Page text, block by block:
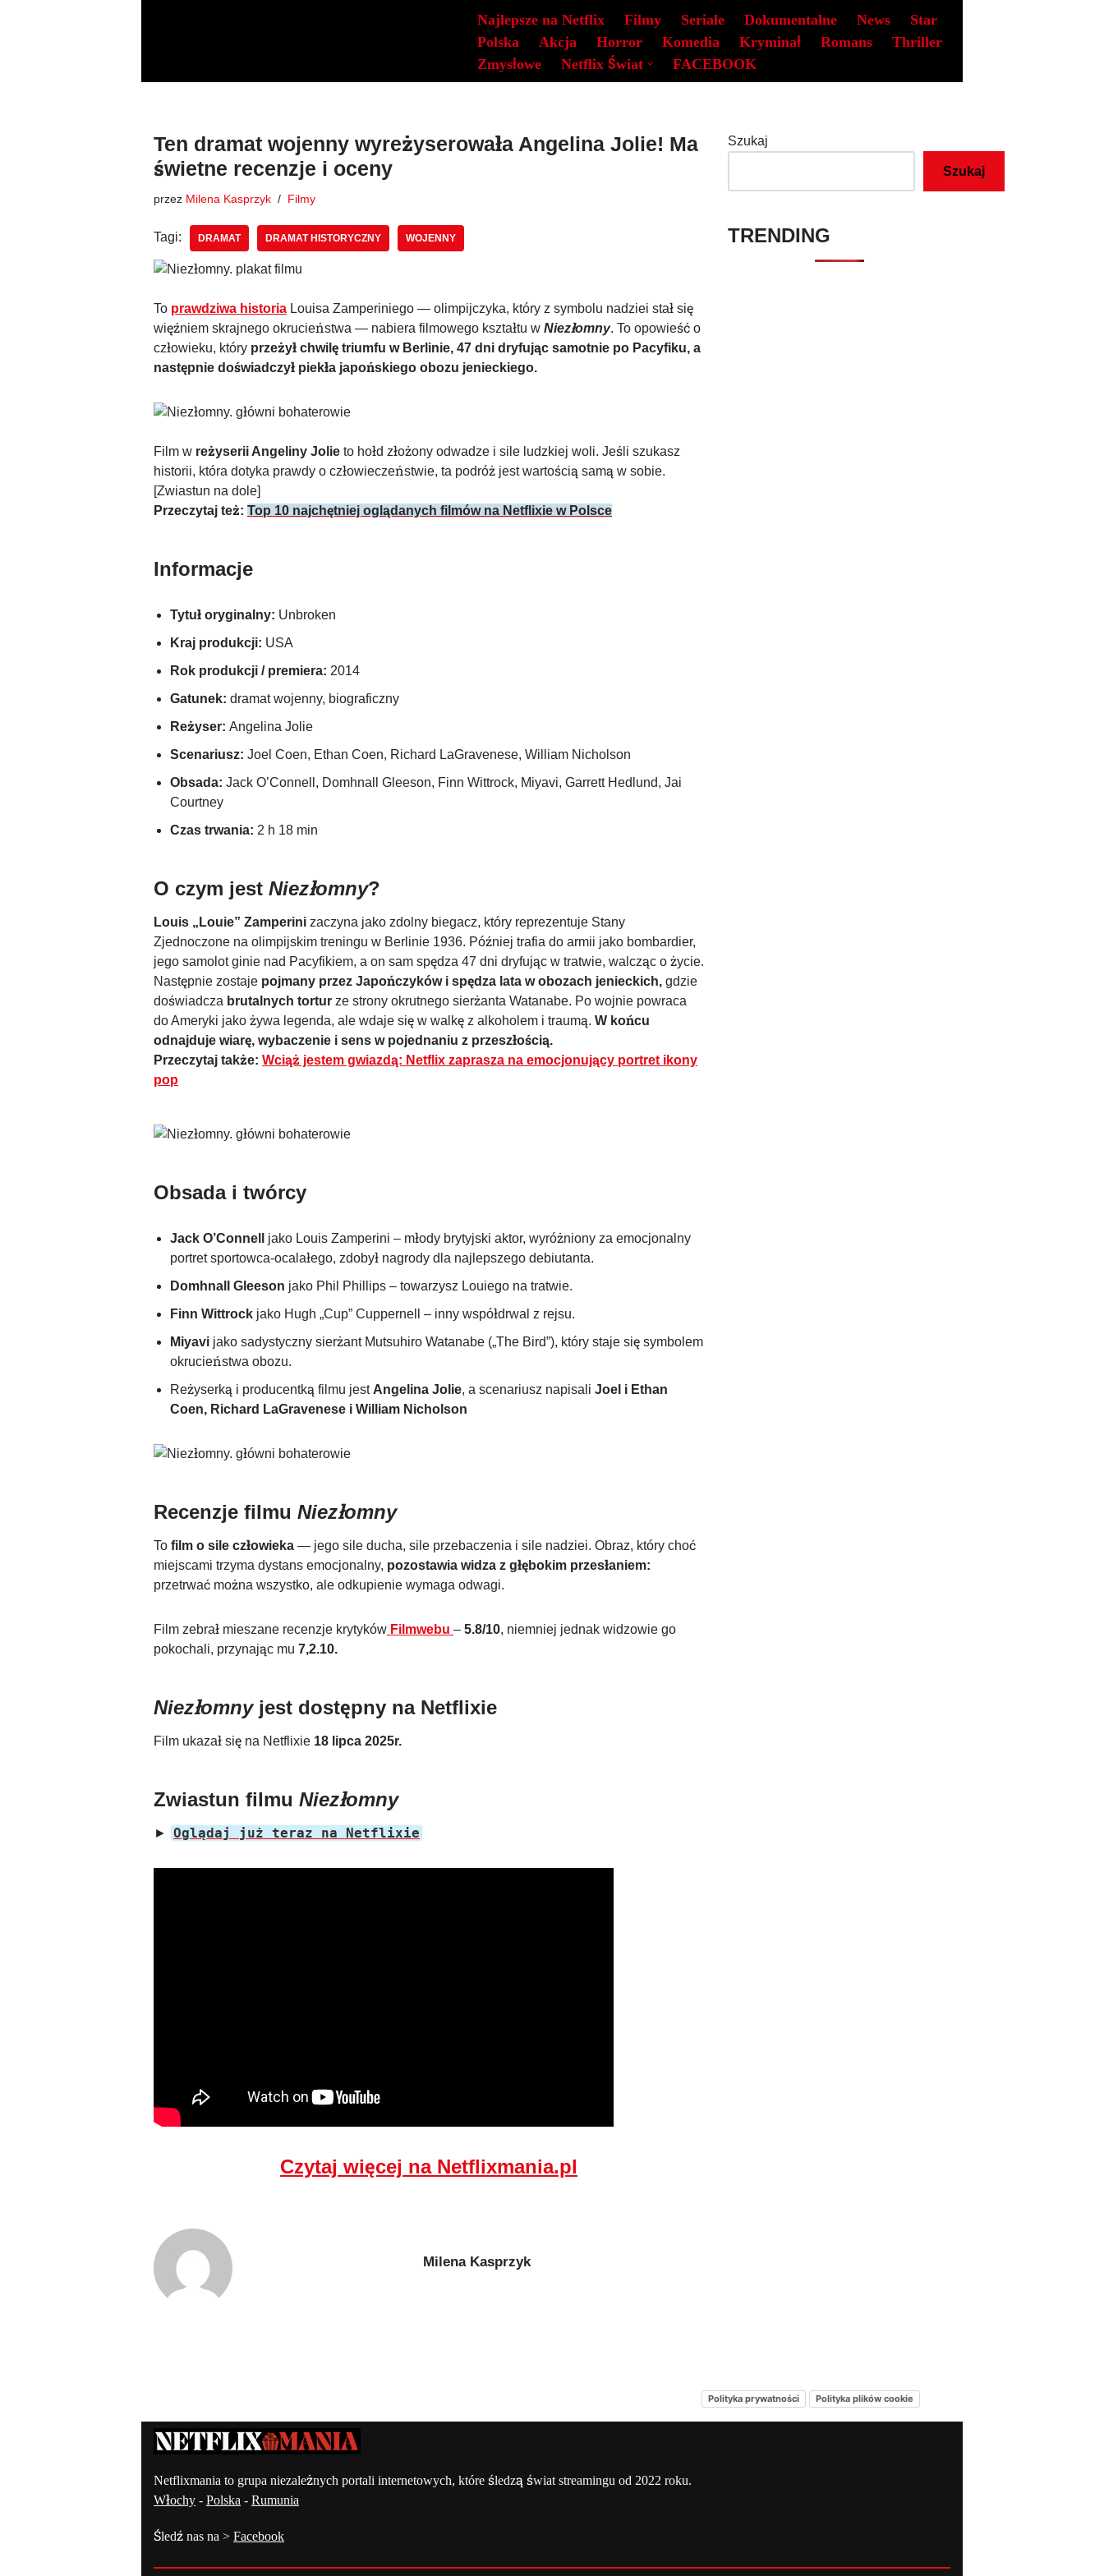
treści
Najlepsze na Netflix Filmy Seriale Dokumentalne News
Star
Polska
Akcja Horror Komedia Kryminał Romans
Thriller
Zmysłowe
Netflix Świat FACEBOOK
Ten dramat wojenny wyreżyserowała Angelina Jolie! Ma
świetne recenzje i oceny
przez Milena Kasprzyk Filmy
Tagi: DRAMAT DRAMAT HISTORYCZNY WOJENNY
To prawdziwa historia Louisa Zamperiniego — olimpijczyka, który z symbolu nadziei stał się
więźniem skrajnego okrucieństwa — nabiera filmowego kształtu w Niezłomny. To opowieść o
człowieku, który przeżył chwilę triumfu w Berlinie, 47 dni dryfując samotnie po Pacyfiku, a
następnie doświadczył piekła japońskiego obozu jenieckiego.
Film w reżyserii Angeliny Jolie to hołd złożony odwadze i sile ludzkiej woli. Jeśli szukasz
historii, która dotyka prawdy o człowieczeństwie, ta podróż jest wartością samą w sobie.
[Zwiastun na dole]
Przeczytaj też: Top 10 najchętniej oglądanych filmów na Netflixie w Polsce
Informacje
Tytuł oryginalny: Unbroken
Kraj produkcji: USA
Rok produkcji / premiera: 2014
Gatunek: dramat wojenny, biograficzny
Reżyser: Angelina Jolie
Scenariusz: Joel Coen, Ethan Coen, Richard LaGravenese, William Nicholson
Obsada: Jack O’Connell, Domhnall Gleeson, Finn Wittrock, Miyavi, Garrett Hedlund, Jai
Courtney
Czas trwania: 2 h 18 min
O czym jest Niezłomny?
Louis „Louie” Zamperini zaczyna jako zdolny biegacz, który reprezentuje Stany
Zjednoczone na olimpijskim treningu w Berlinie 1936. Później trafia do armii jako bombardier,
jego samolot ginie nad Pacyfikiem, a on sam spędza 47 dni dryfując w tratwie, walcząc o życie.
Następnie zostaje pojmany przez Japończyków i spędza lata w obozach jenieckich, gdzie
doświadcza brutalnych tortur ze strony okrutnego sierżanta Watanabe. Po wojnie powraca
do Ameryki jako żywa legenda, ale wdaje się w walkę z alkoholem i traumą. W końcu
odnajduje wiarę, wybaczenie i sens w pojednaniu z przeszłością.
Przeczytaj także: Wciąż jestem gwiazdą: Netflix zaprasza na emocjonujący portret ikony
pop
Obsada i twórcy
Jack O’Connell jako Louis Zamperini – młody brytyjski aktor, wyróżniony za emocjonalny
portret sportowca-ocalałego, zdobył nagrody dla najlepszego debiutanta.
Domhnall Gleeson jako Phil Phillips – towarzysz Louiego na tratwie.
Finn Wittrock jako Hugh „Cup” Cuppernell – inny współdrwal z rejsu.
Miyavi jako sadystyczny sierżant Mutsuhiro Watanabe („The Bird”), który staje się symbolem
okrucieństwa obozu.
Reżyserką i producentką filmu jest Angelina Jolie, a scenariusz napisali Joel i Ethan
Coen, Richard LaGravenese i William Nicholson
Recenzje filmu Niezłomny
To film o sile człowieka — jego sile ducha, sile przebaczenia i sile nadziei. Obraz, który choć
miejscami trzyma dystans emocjonalny, pozostawia widza z głębokim przesłaniem:
przetrwać można wszystko, ale odkupienie wymaga odwagi.
Film zebrał mieszane recenzje krytyków Filmwebu – 5.8/10, niemniej jednak widzowie go
pokochali, przynając mu 7,2.10.
Niezłomnyjest dostępny na Netflixie
Film ukazał się na Netflixie 18 lipca 2025r.
Zwiastun filmu Niezłomny
► Oglądaj już teraz na Netflixie
Czytaj więcej na Netflixmania.pl
Milena Kasprzyk
Szukaj
Szukaj
TRENDING
Polityka prywatności Polityka plików cookie
Netflixmania to grupa niezależnych portali internetowych, które śledzą świat streamingu od 2022 roku.
Włochy - Polska - Rumunia
Śledź nas na > Facebook